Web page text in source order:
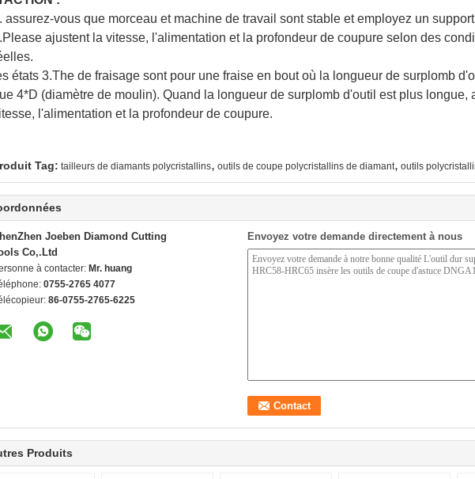
assurez-vous que morceau et machine de travail sont stable et employez un
ajustent la vitesse, l'alimentation et la profondeur de coupure selon des
états 3.The de fraisage sont pour une fraise en bout où la longueur de surplomb
4*D (diamètre de moulin). Quand la longueur de surplomb d'outil est plus longue,
l'alimentation et la profondeur de coupure.
Tag: tailleurs de diamants polycristallins, outils de coupe polycristallins de diamant, outils
Joeben Diamond Cutting
Co,.Ltd
à contacter: Mr. huang
0755-2765 4077
86-0755-2765-6225
Envoyez votre demande directement à nous
Produits